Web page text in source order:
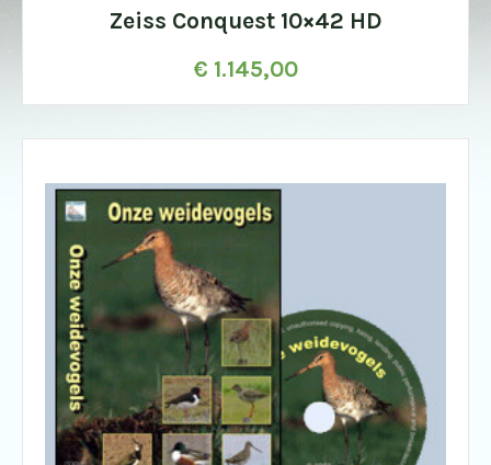
Zeiss Conquest 10×42 HD
€ 1.145,00